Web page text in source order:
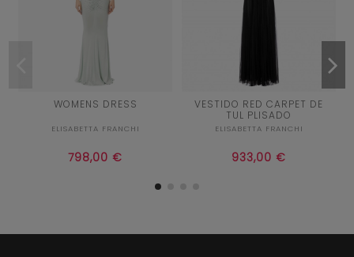
WOMENS DRESS
ELISABETTA FRANCHI
798,00 €
Añadir al carrito
VESTIDO RED CARPET DE
TUL PLISADO
ELISABETTA FRANCHI
933,00 €
NEGRO
ROJO
Añadir al carrito